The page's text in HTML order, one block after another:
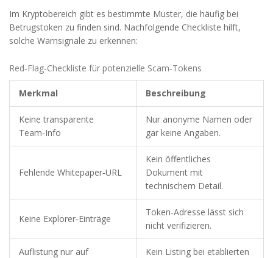
Im Kryptobereich gibt es bestimmte Muster, die häufig bei
Betrugstoken zu finden sind. Nachfolgende Checkliste hilft,
solche Warnsignale zu erkennen:
Red‑Flag‑Checkliste für potenzielle Scam‑Tokens
Merkmal Beschreibung
Keine transparente
Team‑Info
Nur anonyme Namen oder
gar keine Angaben.
Fehlende Whitepaper‑URL
Kein öffentliches
Dokument mit
technischem Detail.
Keine Explorer‑Einträge
Token‑Adresse lässt sich
nicht verifizieren.
Auflistung nur auf
Kein Listing bei etablierten